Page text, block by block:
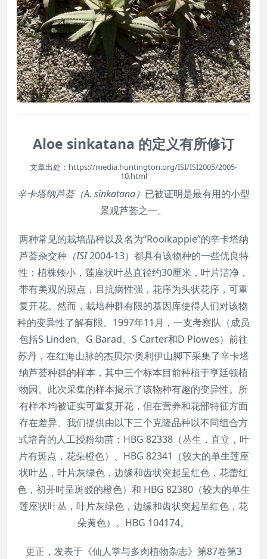
Aloe sinkatana 的定义有所修订
文章出处：https://media.huntington.org/ISI/ISI2005/2005-
10.html
辛卡塔纳芦荟（A. sinkatana） 已被证明是最有用的小型
景观芦荟之一。
两种常见的栽培品种以及名为“Rooikappie”的辛卡塔纳
芦荟杂交种 （ISI2004-13）都具有该物种的一些优良特
性：植株矮小，莲座状叶丛直径约30厘米，叶片洁净，
带有美观的斑点，且抗病性强，花序为头状花序，可重
复开花。然而，栽培种群有限的基因库使得人们对该物
种的变异性了解有限。1997年11月，一支考察队（成员
包括S Linden、G Barad、S Carter和D Plowes）前往
苏丹，在红海山脉的杰贝尔·奥利伊山脚下采集了辛卡塔
纳芦荟种群的样本，其中三个标本目前种植于亨廷顿植
物园。此次采集的样本揭示了该物种有趣的变异性。所
有样本均被证实可重复开花，但在营养和花部特征方面
存在差异。我们提供由以下三个克隆品种以不同组合方
式培育的人工授粉幼苗：HBG 82338（丛生，直立，叶
片有斑点，花朵橙色）、HBG 82341（较大的单生莲座
状叶丛，叶片灰绿色，边缘和齿状突起呈红色，花蕾红
色，初开时呈斑驳的橙色）和 HBG 82380（较大的单生
莲座状叶丛，叶片灰绿色，边缘和齿状突起呈红色，花
朵黄色）。HBG 104174。
更正，发表于《仙人掌与多肉植物杂志》第87卷第3